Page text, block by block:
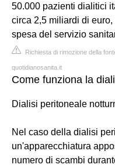
50.000 pazienti dialitici
circa 2,5 miliardi di
spesa del servizio
Richiesta di rimozione della
quotidianosanita.it
Come funziona la
Dialisi peritoneale
Nel caso della dialisi
un'apparecchiatura
numero di scambi